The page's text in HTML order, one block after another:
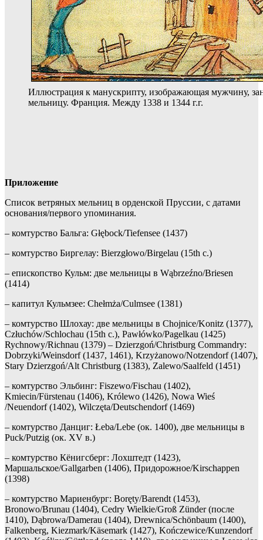
Иллюстрация к манускрипту, изображающая мужчину,
мельницу. Франция. Между 1338 и 1344 г.г.
Приложение
Список ветряных мельниц в орденской Пруссии, с датами
основания/первого упоминания.
– комтурство Бальга: Głębock/Tiefensee (1437)
– комтурство Биргелау: Bierzgłowo/Birgelau (15th c.)
– епископство Кульм: две мельницы в Wąbrzeźno/Briesen
(1414)
– капитул Кульмзее: Chełmża/Culmsee (1381)
– комтурство Шлохау: две мельницы в Chojnice/Konitz (1377),
Człuchów/Schlochau (15th c.), Pawłówko/Pagelkau (1425)
Rychnowy/Richnau (1379) – Dzierzgoń/Christburg Commandry:
Dobrzyki/Weinsdorf (1437, 1461), Krzyżanowo/Notzendorf (1407),
Stary Dzierzgoń/Alt Christburg (1383), Zalewo/Saalfeld (1451)
– комтурство Эльбинг: Fiszewo/Fischau (1402),
Kmiecin/Fürstenau (1406), Królewo (1426), Nowa Wieś
/Neuendorf (1402), Wilczęta/Deutschendorf (1469)
– комтурство Данциг: Łeba/Lebe (ок. 1400), две мельницы в
Puck/Putzig (ок. XV в.)
– комтурство Кёнигсберг: Лохштедт (1423),
Маршальское/Gallgarben (1406), Придорожное/Kirschappen
(1398)
– комтурство Мариенбург: Boręty/Barendt (1453),
Bronowo/Brunau (1404), Cedry Wielkie/Groß Zünder (после
1410), Dąbrowa/Damerau (1404), Drewnica/Schönbaum (1400),
Falkenberg, Kiezmark/Käsemark (1427), Kończewice/Kunzendorf